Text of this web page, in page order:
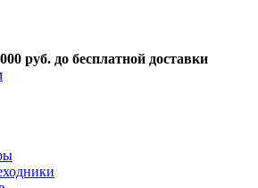
руб. до бесплатной доставки